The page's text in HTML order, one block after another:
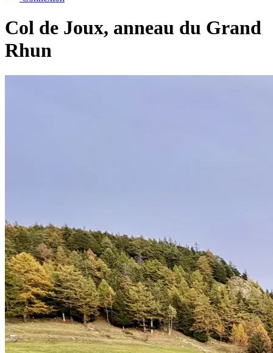
Col de Joux, anneau du Grand
Rhun